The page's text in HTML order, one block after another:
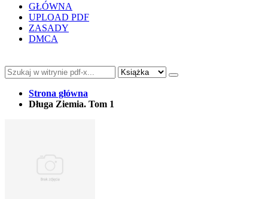
GŁÓWNA
UPLOAD PDF
ZASADY
DMCA
Strona główna
Długa Ziemia. Tom 1